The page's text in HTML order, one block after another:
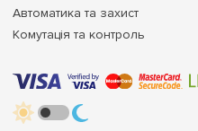
Автоматика та захист
Комутація та контроль